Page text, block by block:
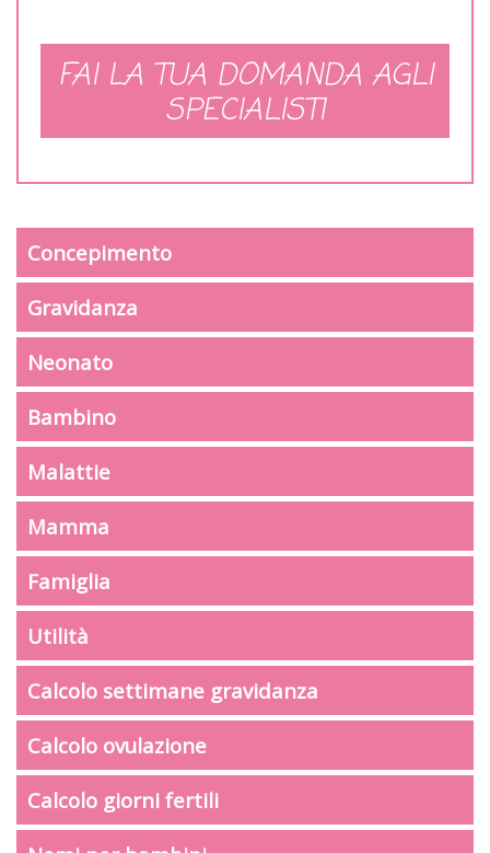
FAI LA TUA DOMANDA AGLI
SPECIALISTI
Concepimento
Gravidanza
Neonato
Bambino
Malattie
Mamma
Famiglia
Utilità
Calcolo settimane gravidanza
Calcolo ovulazione
Calcolo giorni fertili